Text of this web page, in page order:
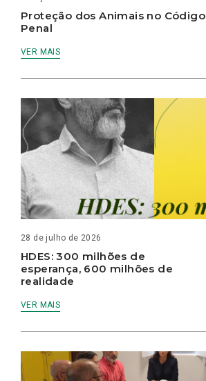
Proteção dos Animais no Código
Penal
VER MAIS
28 de julho de 2026
HDES: 300 milhões de
esperança, 600 milhões de
realidade
VER MAIS